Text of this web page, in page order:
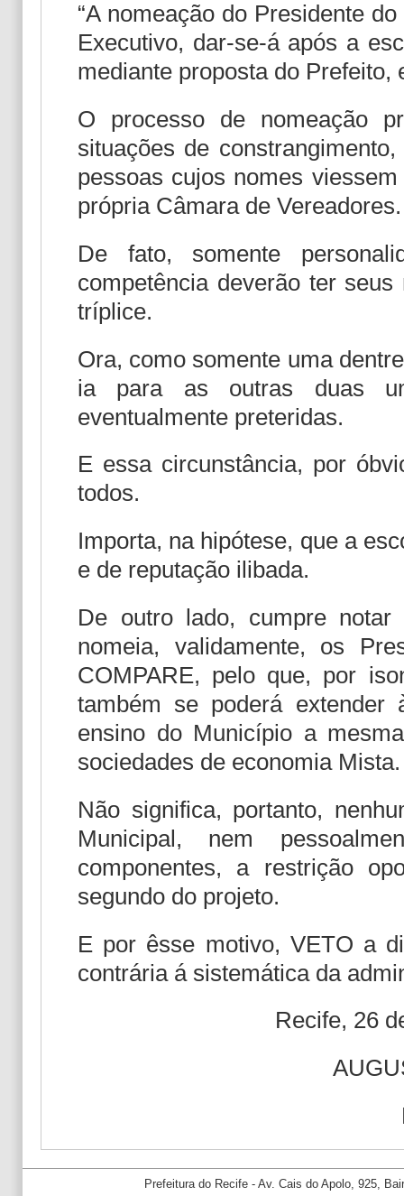
“A nomeação do Presidente
Executivo, dar-se-á após a
mediante proposta do Prefeito,
O processo de nomeação
situações de
pessoas cujos nomes
própria Câmara de Vereadores.
De fato, somente
competência deverão ter
tríplice.
Ora, como somente uma
ia para as outras duas
eventualmente preteridas.
E essa circunstância, por
todos.
Importa, na hipótese, que a
e de reputação ilibada.
De outro lado, cumpre
nomeia, validamente, os
COMPARE, pelo que, por
também se poderá extender
ensino do Município a
sociedades de economia Mista.
Não significa, portanto,
Municipal, nem
componentes, a restrição
segundo do projeto.
E por êsse motivo, VETO a
contrária á sistemática da
Recife, 26
Prefeitura do Recife - Av. Cais do Apolo, 925,